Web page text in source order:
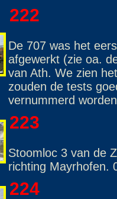
222
De 707 was het
afgewerkt (zie oa.
van Ath. We zien
zouden de tests
vernummerd
223
Stoomloc 3 van de
richting Mayrhofen.
224